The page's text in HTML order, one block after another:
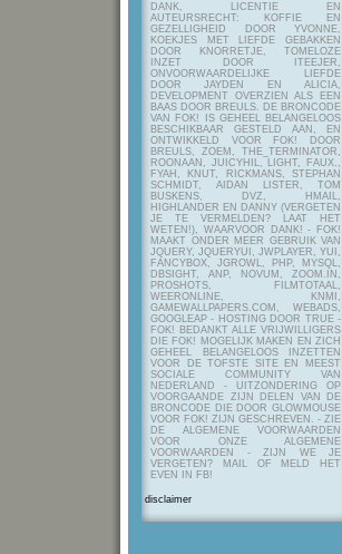
DANK, LICENTIE EN
AUTEURSRECHT: KOFFIE EN
GEZELLIGHEID DOOR YVONNE,
KOEKJES MET LIEFDE GEBAKKEN
DOOR KNORRETJE, TOMELOZE
INZET DOOR ITEEJER,
ONVOORWAARDELIJKE LIEFDE
DOOR JAYDEN EN ALICIA,
DEVELOPMENT OVERZIEN ALS EEN
BAAS DOOR BREULS. DE BRONCODE
VAN FOK! IS GEHEEL BELANGELOOS
BESCHIKBAAR GESTELD AAN, EN
ONTWIKKELD VOOR FOK! DOOR
BREULS, ZOEM, THE_TERMINATOR,
ROONAAN, JUICYHIL, LIGHT, FAUX.,
FYAH, KNUT, RICKMANS, STEPHAN
SCHMIDT, AIDAN LISTER, TOM
BUSKENS, DVZ, HMAIL,
HIGHLANDER EN DANNY (VERGETEN
JE TE VERMELDEN? LAAT HET
WETEN!), WAARVOOR DANK! - FOK!
MAAKT ONDER MEER GEBRUIK VAN
JQUERY, JQUERYUI, JWPLAYER, YUI,
FANCYBOX, JGROWL, PHP, MYSQL,
DBSIGHT, ANP, NOVUM, ZOOM.IN,
PROSHOTS, FILMTOTAAL,
WEERONLINE, KNMI,
GAMEWALLPAPERS.COM, WEBADS,
GOOGLEAP - HOSTING DOOR TRUE -
FOK! BEDANKT ALLE VRIJWILLIGERS
DIE FOK! MOGELIJK MAKEN EN ZICH
GEHEEL BELANGELOOS INZETTEN
VOOR DE TOFSTE SITE EN MEEST
SOCIALE COMMUNITY VAN
NEDERLAND - UITZONDERING OP
VOORGAANDE ZIJN DELEN VAN DE
BRONCODE DIE DOOR GLOWMOUSE
VOOR FOK! ZIJN GESCHREVEN. - ZIE
DE ALGEMENE VOORWAARDEN
VOOR ONZE ALGEMENE
VOORWAARDEN - ZIJN WE JE
VERGETEN? MAIL OF MELD HET
EVEN IN FB!
disclaimer